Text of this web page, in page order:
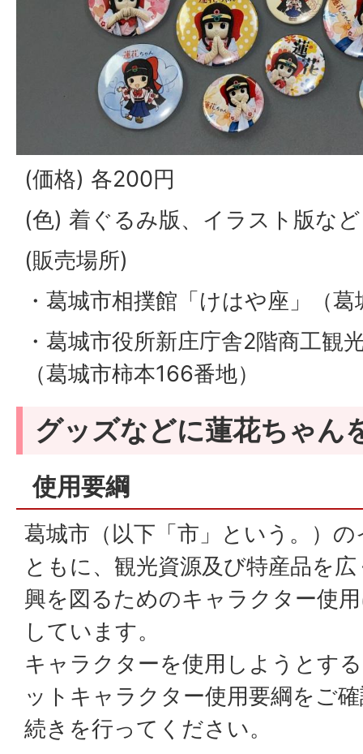
(価格) 各200円
(色) 着ぐるみ版、イラスト版など
(販売場所)
・葛城市相撲館「けはや座」（
・葛城市役所新庄庁舎2階商工観
（葛城市柿本166番地）
グッズなどに蓮花ちゃん
使用要綱
葛城市（以下「市」という。）
ともに、観光資源及び特産品を
興を図るためのキャラクター使
しています。
キャラクターを使用しようとす
ットキャラクター使用要綱をご
続きを行ってください。